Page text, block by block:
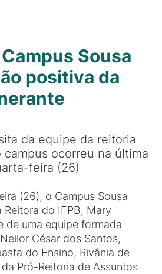
Sousa
positiva da
da equipe da reitoria
campus ocorreu na última
feira (26)
(26), o Campus Sousa
do IFPB, Mary
de uma equipe formada
César dos Santos,
do Ensino, Rivânia de
Pró-Reitoria de Assuntos